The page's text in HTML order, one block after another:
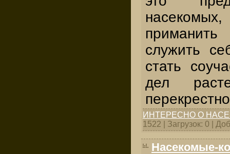
служить
стать
дел
ИНТЕРЕСНО О
1522 | Загрузок: 0 |
Насекомые-